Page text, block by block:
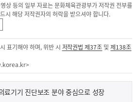
상 등의 일부 자료는 문화체육관광부가 저작권 전부를
시 해당 저작권자의 허락을 받으셔야 합니다.
표기해야 하며, 위반 시 저작권법 제37조 및제138조
>
료기기 진단보조 분야 중심으로 성장